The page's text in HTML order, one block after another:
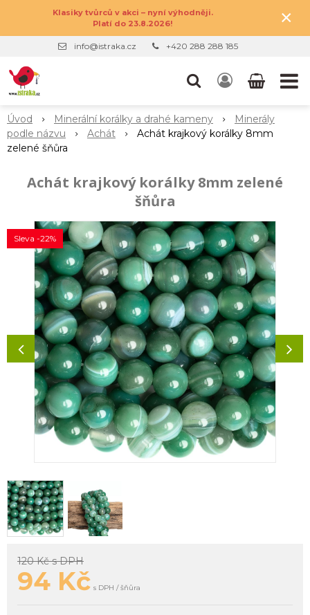
Klasiky tvůrců v akci – nyní výhodněji.
Platí do 23.8.2026!
×
info@istraka.cz +420 288 288 185
Úvod Minerální korálky a drahé kameny
Minerály
podle názvu
Achát
Achát krajkový korálky 8mm
zelené šňůra
Achát krajkový korálky 8mm zelené
šňůra
Sleva -22%
120 Kčs DPH
94 Kč s DPH / šňůra